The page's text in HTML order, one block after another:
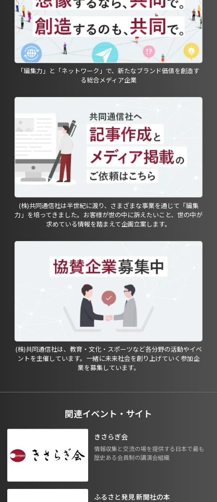
「編集力」と「ネットワーク」で、新たなブランド価値を創造す
る総合メディア企業
(株)共同通信社は半世紀に渡り、さまざまな事業を通じて「編集
力」を培ってきました。お客様が世の中に訴えたいこと、世の中が
求めている情報を踏まえて企画立案します。
(株)共同通信社は、教育・文化・スポーツなど各分野の活動やイベ
ントを主催しています。一緒に未来社会を創り上げていく参加企
業を募集しています。
関連イベント・サイト
きさらぎ会
情報収集と交流の場を提供する日本で最も
歴史ある会員制の講演会組織
ふるさと発見 新聞社の本